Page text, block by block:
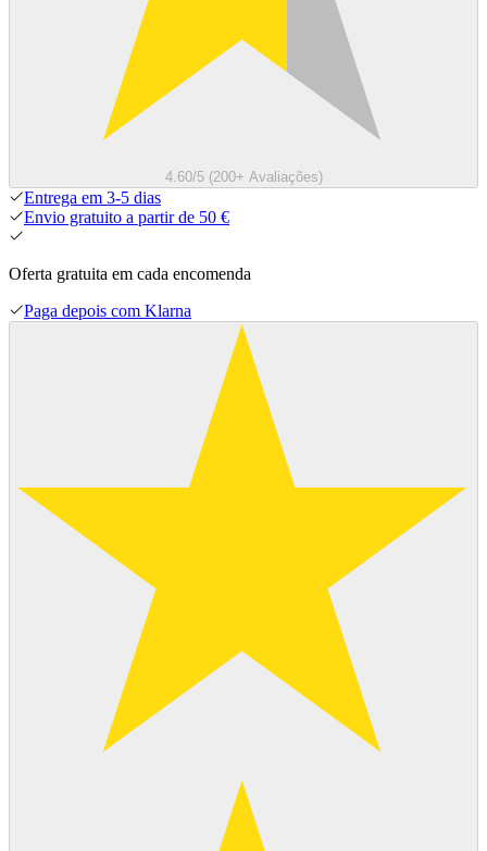
4.60/5 (200+ Avaliações)
Entrega em 3-5 dias
Envio gratuito a partir de 50 €
Oferta gratuita em cada encomenda
Paga depois com Klarna